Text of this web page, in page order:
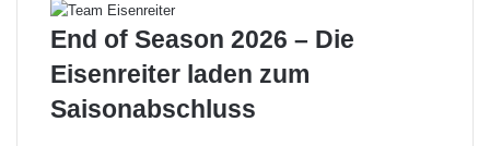
r
d
e
v
r
e
End of Season 2026 – Die
Eisenreiter laden zum
Saisonabschluss